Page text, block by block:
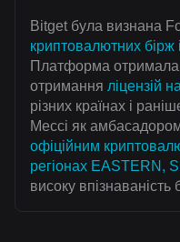
Bitget була визнана
криптовалютних бірж
Платформа отримала
отримання ліцензій
різних країнах і
Мессі як
офіційним
регіонах EASTERN,
високу